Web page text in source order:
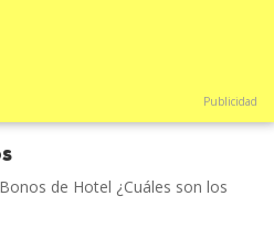
Publicidad
de Hotel ¿Cuáles son los